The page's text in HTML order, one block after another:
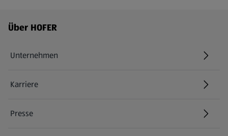
Fußzeilenmenü - weitere Links
Über HOFER
Unternehmen
Karriere
(öffnet in einem neuen Tab)
Presse